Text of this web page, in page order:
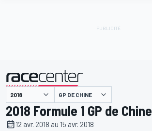
présenté par GP DE CHINE
2018 Formule 1 GP de Chine
12 avr. 2018 au 15 avr. 2018